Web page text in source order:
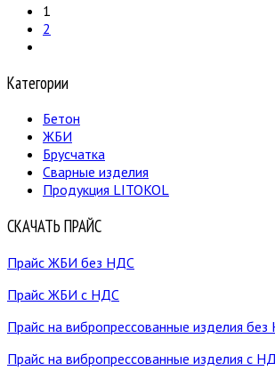
1
2
Категории
Бетон
ЖБИ
Брусчатка
Сварные изделия
Продукция LITOKOL
СКАЧАТЬ ПРАЙС
Прайс ЖБИ без НДС
Прайс ЖБИ с НДС
Прайс на вибропрессованные изделия
Прайс на вибропрессованные изделия с